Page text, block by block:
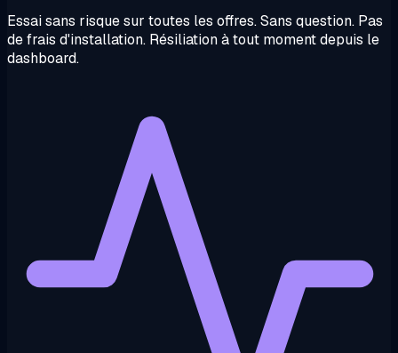
Essai sans risque sur toutes les offres. Sans question. Pas
de frais d'installation. Résiliation à tout moment depuis le
dashboard.